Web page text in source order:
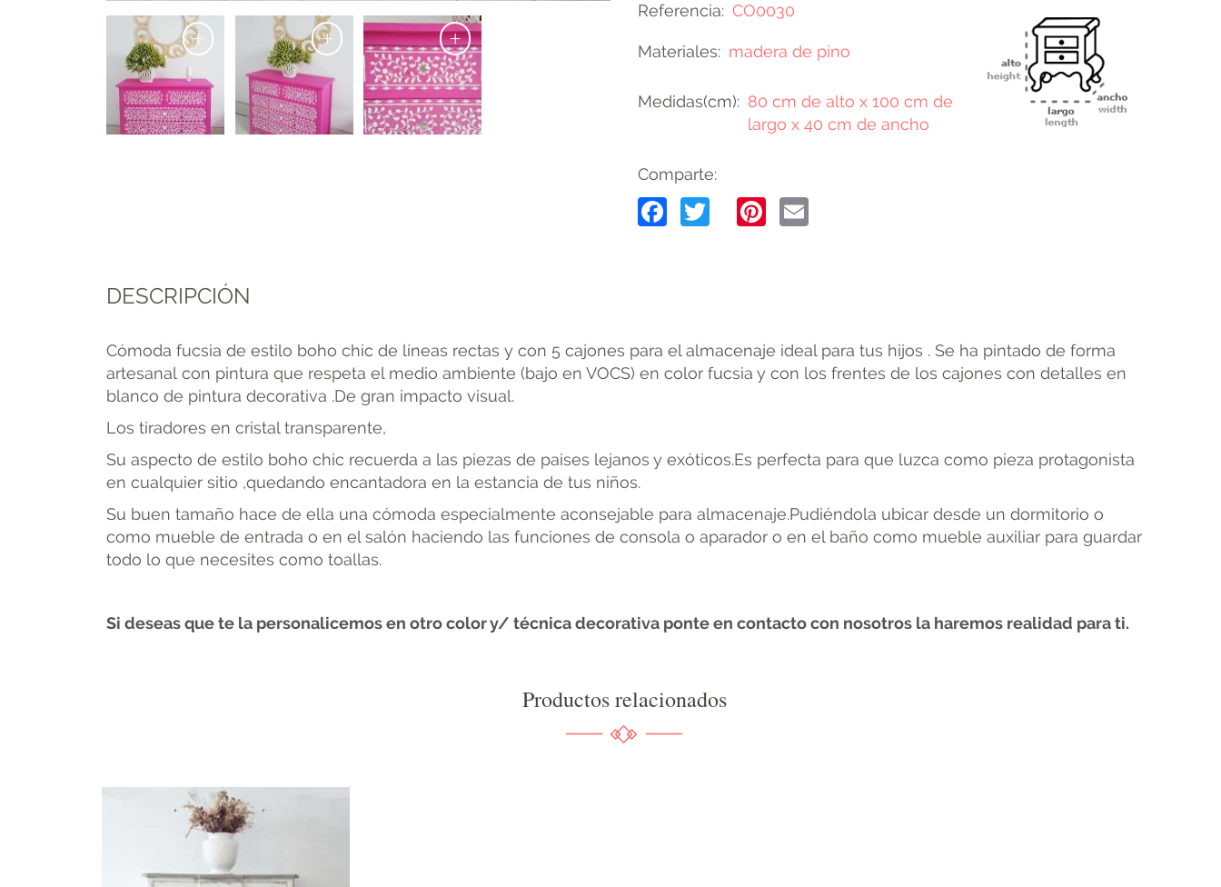
+ + +
Referencia CO0030
Materiales madera de pino
Medidas(cm)
80 cm de alto x 100 cm de
largo x 40 cm de ancho
Comparte:
Facebook
TwitterPinterest
DESCRIPCIÓN
Cómoda fucsia de estilo boho chic de líneas rectas y con 5 cajones para el almacenaje ideal para tus hijos . Se ha pintado de forma
artesanal con pintura que respeta el medio ambiente (bajo en VOCS) en color fucsia y con los frentes de los cajones con detalles en
blanco de pintura decorativa .De gran impacto visual.
Los tiradores en cristal transparente,
Su aspecto de estilo boho chic recuerda a las piezas de paises lejanos y exóticos.Es perfecta para que luzca como pieza protagonista
en cualquier sitio ,quedando encantadora en la estancia de tus niños.
Su buen tamaño hace de ella una cómoda especialmente aconsejable para almacenaje.Pudiéndola ubicar desde un dormitorio o
como mueble de entrada o en el salón haciendo las funciones de consola o aparador o en el baño como mueble auxiliar para guardar
todo lo que necesites como toallas.
Si deseas que te la personalicemos en otro color y/ técnica decorativa ponte en contacto con nosotros la haremos realidad para ti.
Productos relacionados